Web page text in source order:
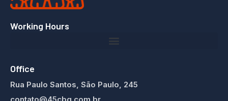
Working Hours
Office
Rua Paulo Santos, São Paulo, 245
contato@45cbg.com.br